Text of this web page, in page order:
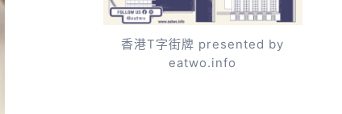
香港T字街牌 presented by
eatwo.info